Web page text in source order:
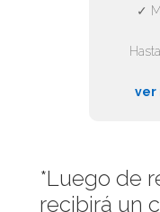
✓
ver
*Luego de
recibirá un